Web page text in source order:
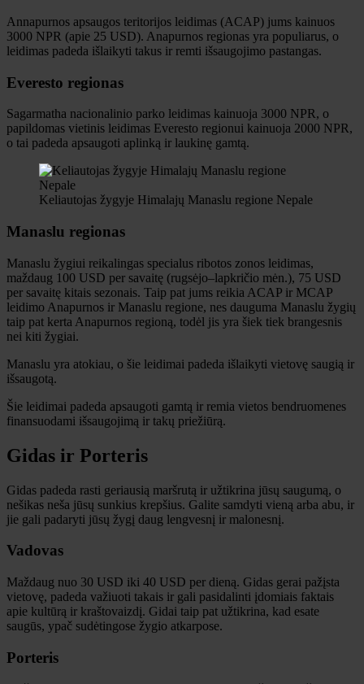
Annapurnos apsaugos teritorijos leidimas (ACAP) jums kainuos
3000 NPR (apie 25 USD). Anapurnos regionas yra populiarus, o
leidimas padeda išlaikyti takus ir remti išsaugojimo pastangas.
Everesto regionas
Sagarmatha nacionalinio parko leidimas kainuoja 3000 NPR, o
papildomas vietinis leidimas Everesto regionui kainuoja 2000 NPR,
o tai padeda apsaugoti aplinką ir laukinę gamtą.
Keliautojas žygyje Himalajų Manaslu regione Nepale
Manaslu regionas
Manaslu žygiui reikalingas specialus ribotos zonos leidimas,
maždaug 100 USD per savaitę (rugsėjo–lapkričio mėn.), 75 USD
per savaitę kitais sezonais. Taip pat jums reikia ACAP ir MCAP
leidimo Anapurnos ir Manaslu regione, nes dauguma Manaslu žygių
taip pat kerta Anapurnos regioną, todėl jis yra šiek tiek brangesnis
nei kiti žygiai.
Manaslu yra atokiau, o šie leidimai padeda išlaikyti vietovę saugią ir
išsaugotą.
Šie leidimai padeda apsaugoti gamtą ir remia vietos bendruomenes
finansuodami išsaugojimą ir takų priežiūrą.
Gidas ir Porteris
Gidas padeda rasti geriausią maršrutą ir užtikrina jūsų saugumą, o
nešikas neša jūsų sunkius krepšius. Galite samdyti vieną arba abu, ir
jie gali padaryti jūsų žygį daug lengvesnį ir malonesnį.
Vadovas
Maždaug nuo 30 USD iki 40 USD per dieną. Gidas gerai pažįsta
vietovę, padeda važiuoti takais ir gali pasidalinti įdomiais faktais
apie kultūrą ir kraštovaizdį. Gidai taip pat užtikrina, kad esate
saugūs, ypač sudėtingose ​​žygio atkarpose.
Porteris